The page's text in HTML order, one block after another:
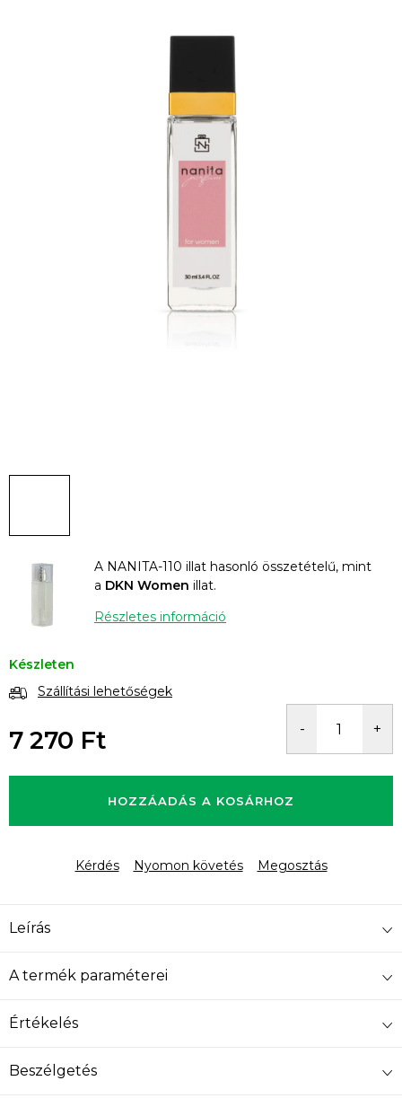
A NANITA-110 illat hasonló összetételű, mint
a DKN Women illat.
Részletes információ
Készleten
Szállítási lehetőségek
7 270 Ft
HOZZÁADÁS A KOSÁRHOZ
Kérdés Nyomon követés Megosztás
Leírás
A termék paraméterei
Értékelés
Beszélgetés